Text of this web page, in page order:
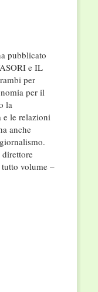
pubblicato
e IL
per
per il
la
e le relazioni
anche
volume –